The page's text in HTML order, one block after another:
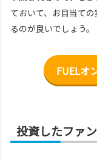
ておいて、お目当て
るのが良いでしょう。
FUELオ
投資したファ